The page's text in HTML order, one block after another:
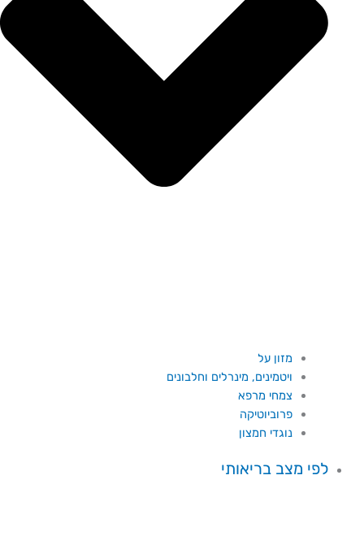
מזון על
ויטמינים, מינרלים וחלבונים
צמחי מרפא
פרוביוטיקה
נוגדי חמצון
לפי מצב בריאותי